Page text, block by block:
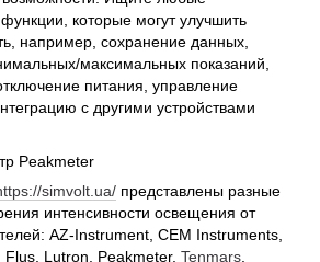
которые могут улучшить
например, сохранение данных,
максимальных показаний,
питания, управление
с другими устройствами
simvolt.ua/ представлены разные
интенсивности освещения от
AZ-Instrument, CEM Instruments,
Flus, Lutron, Peakmeter, Tenmars,